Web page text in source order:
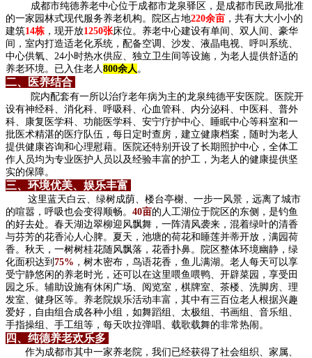
成都市纯德养老中心位于成都市龙泉驿区，是成都市民政局批准
的一家园林式现代服务养老机构。院区占地220余亩 ， 共有大大小小的
建筑14栋 ，现开放1250张床位。养老中心建设有单间、双人间、豪华
间，室内打造适老化系统，配备空调、沙发、液晶电视、呼叫系统、
中心供氧、24小时热水供应、独立卫生间等设施，为老人提供舒适的
养老环境。 已入住老人800余人。
二、医养结合
院内配套有一所以治疗老年病为主的龙泉纯德平安医院。医院开
设有神经科、消化科、呼吸科、心血管科、内分泌科、中医科、普外
科、康复医学科、功能医学科、安宁疗护中心、睡眠中心等科室和一
批医术精湛的医疗队伍，每日定时查房，建立健康档案，随时为老人
提供健康咨询和心理慰藉。医院还特别开设了长期照护中心，全体工
作人员均为专业医护人员以及经验丰富的护工，为老人的健康提供坚
实的保障。
三、环境优美、娱乐丰富
这里蓝天白云、绿树成荫、楼台亭榭、一步一风景，远离了城市
的喧嚣，呼吸也会变得顺畅。 40亩的人工湖位于院区的东侧，是钓鱼
的好去处。春天湖边翠柳迎风飘舞，一阵清风袭来，混着绿叶的清香
与芬芳的花香沁人心脾。夏天，池塘的荷花和睡莲并蒂开放，满园荷
香。秋天，一树树桂花随风飘落，花香扑鼻。
院区整体环境幽静，绿
化面积达到 75% ，树木密布，鸟语花香，鱼儿满湖。 老人每天可以享
受宁静悠闲的养老时光，还可以在这里喂鱼喂鸭、开辟菜园，享受田
园之乐。 辅助设施有休闲广场、阅览室，棋牌室、茶楼、洗脚房、理
发室、健身区等。养老院娱乐活动丰富，其中有三百位老人根据兴趣
爱好，自由组合成各种小组，如舞蹈组、太极组、书画组、音乐组、
手指操组、手工组等，每天吹拉弹唱、载歌载舞的非常热闹。
四、纯德养老欢乐多
作为成都市其中一家养老院，我们已经获得了社会组织、家属、